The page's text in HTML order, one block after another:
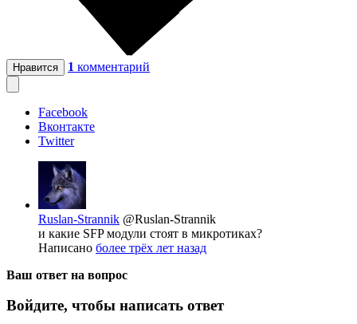
Нравится 1 комментарий
Facebook
Вконтакте
Twitter
Ruslan-Strannik @Ruslan-Strannik
и какие SFP модули стоят в микротиках?
Написано более трёх лет назад
Ваш ответ на вопрос
Войдите, чтобы написать ответ